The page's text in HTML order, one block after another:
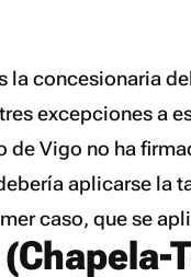
la concesionaria
excepciones a
de Vigo no ha
aplicarse la
caso, que se